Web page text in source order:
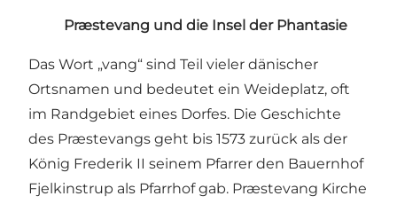
Præstevang und die Insel der Phantasie
Das Wort „vang“ sind Teil vieler dänischer
Ortsnamen und bedeutet ein Weideplatz, oft
im Randgebiet eines Dorfes. Die Geschichte
des Præstevangs geht bis 1573 zurück als der
König Frederik II seinem Pfarrer den Bauernhof
Fjelkinstrup als Pfarrhof gab. Præstevang Kirche